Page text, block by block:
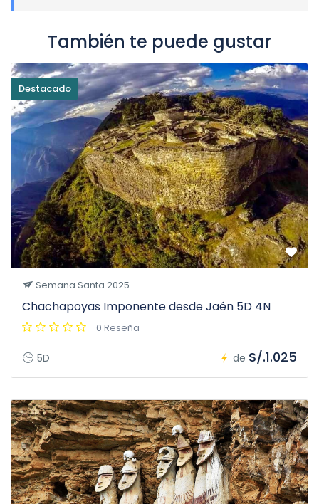
También te puede gustar
Destacado
Semana Santa 2025
Chachapoyas Imponente desde Jaén 5D 4N
0 Reseña
5D de S/.1.025